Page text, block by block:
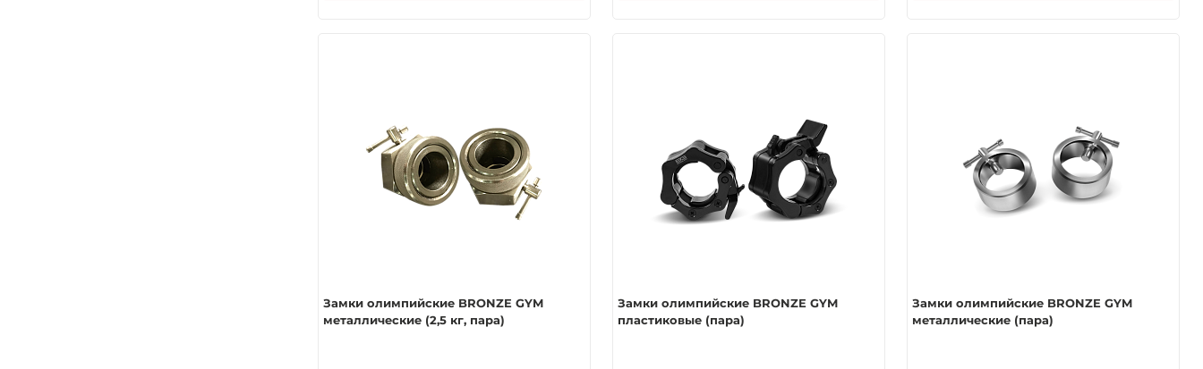
Замки олимпийские BRONZE GYM
металлические (2,5 кг, пара)
Замки олимпийские BRONZE GYM
пластиковые (пара)
Замки олимпийские BRONZE GYM
металлические (пара)